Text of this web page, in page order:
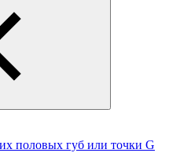
половых губ или точки G